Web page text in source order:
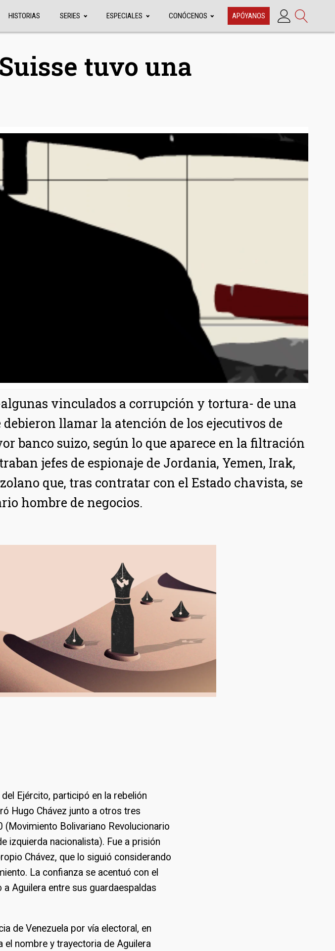
HISTORIAS SERIES ESPECIALES CONÓCENOS APÓYANOS
tuvo una
vinculados a corrupción y tortura- de una
debieron llamar la atención de los ejecutivos de
banco suizo, según lo que aparece en la filtración
jefes de espionaje de Jordania, Yemen, Irak,
que, tras contratar con el Estado chavista, se
hombre de negocios.
Ejército, participó en la rebelión
Hugo Chávez junto a otros tres
Bolivariano Revolucionario
izquierda nacionalista). Fue a prisión
Chávez, que lo siguió considerando
La confianza se acentuó con el
Aguilera entre sus guardaespaldas
de Venezuela por vía electoral, en
el nombre y trayectoria de Aguilera